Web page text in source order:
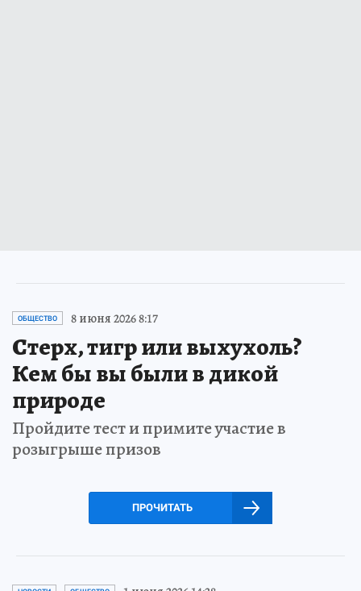
ОБЩЕСТВО 8 июня 2026 8:17
Стерх, тигр или выхухоль?
Кем бы вы были в дикой
природе
Пройдите тест и примите участие в
розыгрыше призов
ПРОЧИТАТЬ